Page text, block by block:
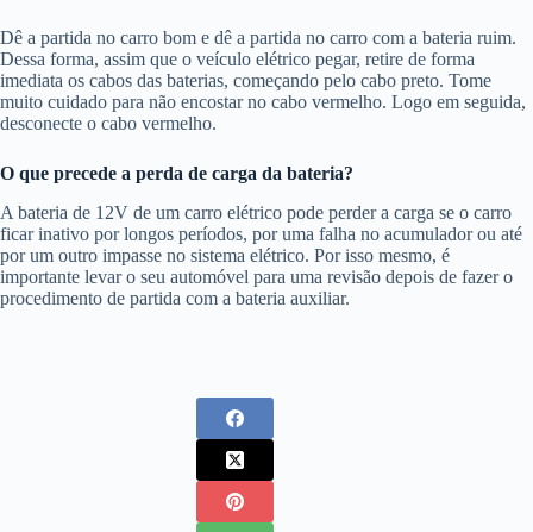
Dê a partida no carro bom e dê a partida no carro com a bateria ruim.
Dessa forma, assim que o veículo elétrico pegar, retire de forma
imediata os cabos das baterias, começando pelo cabo preto. Tome
muito cuidado para não encostar no cabo vermelho. Logo em seguida,
desconecte o cabo vermelho.
O que precede a perda de carga da bateria?
A bateria de 12V de um carro elétrico pode perder a carga se o carro
ficar inativo por longos períodos, por uma falha no acumulador ou até
por um outro impasse no sistema elétrico. Por isso mesmo, é
importante levar o seu automóvel para uma revisão depois de fazer o
procedimento de partida com a bateria auxiliar.